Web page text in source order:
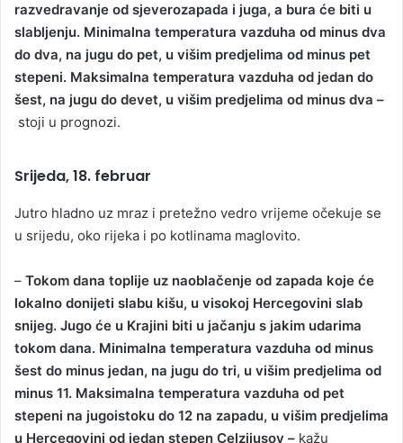
razvedravanje od sjeverozapada i juga, a bura će biti u
slabljenju. Minimalna temperatura vazduha od minus dva
do dva, na jugu do pet, u višim predjelima od minus pet
stepeni. Maksimalna temperatura vazduha od jedan do
šest, na jugu do devet, u višim predjelima od minus dva –
stoji u prognozi.
Srijeda, 18. februar
Jutro hladno uz mraz i pretežno vedro vrijeme očekuje se
u srijedu, oko rijeka i po kotlinama maglovito.
– Tokom dana toplije uz naoblačenje od zapada koje će
lokalno donijeti slabu kišu, u visokoj Hercegovini slab
snijeg. Jugo će u Krajini biti u jačanju s jakim udarima
tokom dana. Minimalna temperatura vazduha od minus
šest do minus jedan, na jugu do tri, u višim predjelima od
minus 11. Maksimalna temperatura vazduha od pet
stepeni na jugoistoku do 12 na zapadu, u višim predjelima
u Hercegovini od jedan stepen Celzijusov – kažu